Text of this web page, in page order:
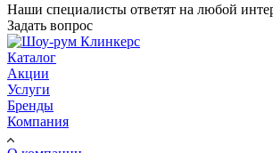
Наши специалисты ответят на любой
Задать вопрос
Каталог
Акции
Услуги
Бренды
Компания